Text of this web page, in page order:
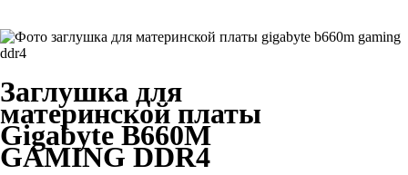
Заглушка для
материнской платы
Gigabyte B660M
GAMING DDR4